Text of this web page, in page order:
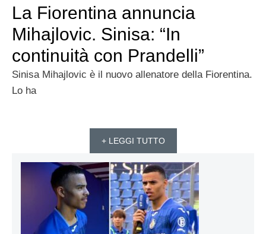
La Fiorentina annuncia
Mihajlovic. Sinisa: “In
continuità con Prandelli”
Sinisa Mihajlovic è il nuovo allenatore della Fiorentina.
Lo ha
+ LEGGI TUTTO